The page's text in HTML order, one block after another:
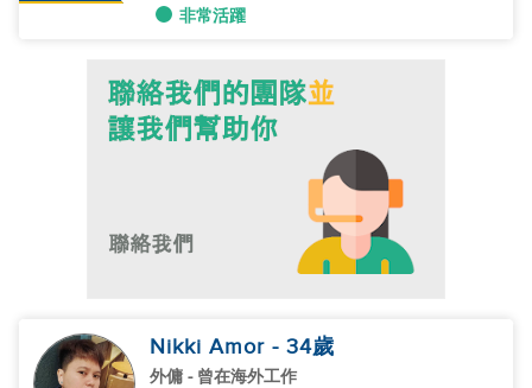
非常活躍
Nikki Amor - 34歲
外傭 - 曾在海外工作